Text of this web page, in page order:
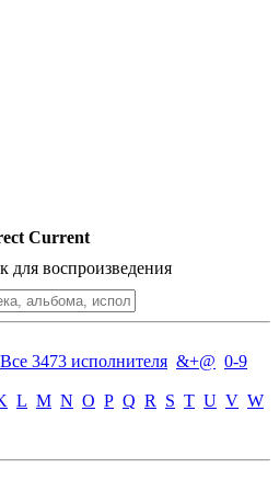
Current
для воспроизведения
Все 3473 исполнителя &+@ 0-9
L M N O P Q R S T U V W